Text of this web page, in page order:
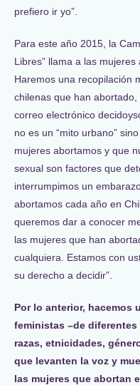
prefiero ir yo”.
Para este año 2015, la
Libres” llama a las mujeres
Haremos una recopilación
chilenas que han
correo electrónico
no es un “mito urbano”
mujeres abortamos y que
sexual son factores que
interrumpimos un
abortamos cada año en
queremos dar a conocer
las mujeres que han
cualquiera. Estamos con
su derecho a decidir”.
Por lo anterior, hacemos
feministas –de
razas, etnicidades,
que levanten la voz y
las mujeres que abortan